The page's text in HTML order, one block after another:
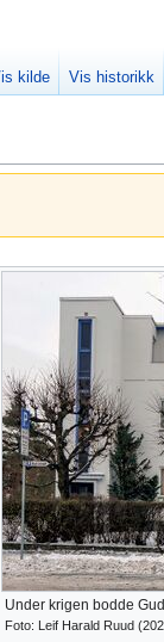
Under krigen bodde
Foto: Leif Harald Ruud
kilde Vis historikk